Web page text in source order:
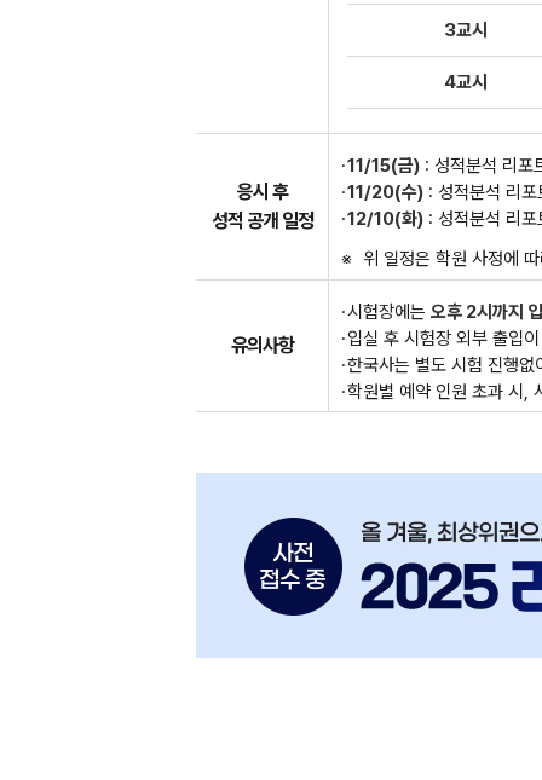
3교시
4교시
응시 후
성적 공개 일정
11/15(금) : 성적분석 리포
11/20(수) : 성적분석 리
12/10(화) : 성적분석 리
위 일정은 학원 사정에
유의사항
시험장에는 오후 2시까지
입실 후 시험장 외부 출입
한국사는 별도 시험 진행
학원별 예약 인원 초과 시,